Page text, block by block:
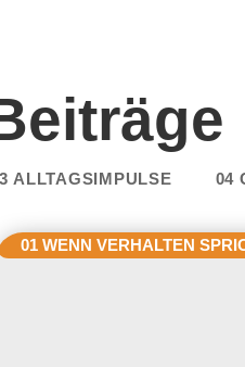
ALLTAGSIMPULSE 04
01 WENN VERHALTEN